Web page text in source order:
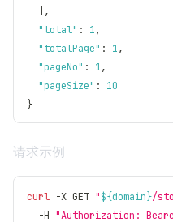
,
"total" : 1,
"totalPage" : 1,
"pageNo" : 1,
"pageSize" :
10
}
请求示例
curl -X GET "${domain}/
  -H
"Authorization: